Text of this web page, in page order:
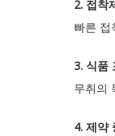
2. 접착
빠른 접
3. 식품
무취의
4. 제약